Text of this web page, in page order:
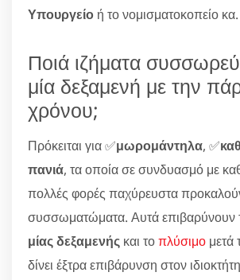
Υπουργείο ή το νομισματοκοπείο κα.
Ποιά ιζήματα
μία δεξαμενή με την
χρόνου;
Πρόκειται για ✅μωρομάντηλα, ✅
πανιά, τα οποία σε συνδυασμό με
πολλές φορές παχύρευστα
συσσωματώματα. Αυτά επιβαρύνουν
μίας δεξαμενής και τοπλύσιμο μετά
δίνει έξτρα επιβάρυνση στον